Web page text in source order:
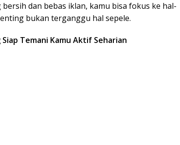
dan bebas iklan, kamu bisa fokus ke hal-
bukan terganggu hal sepele.
Temani Kamu Aktif Seharian